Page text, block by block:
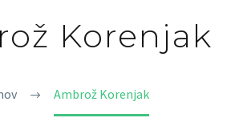
Korenjak
Ambrož Korenjak